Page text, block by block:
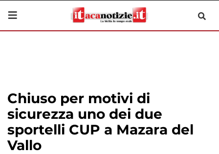
Chiuso per motivi di
sicurezza uno dei due
sportelli CUP a Mazara del
Vallo